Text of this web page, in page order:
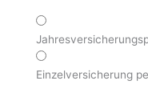
Einzelversicherung